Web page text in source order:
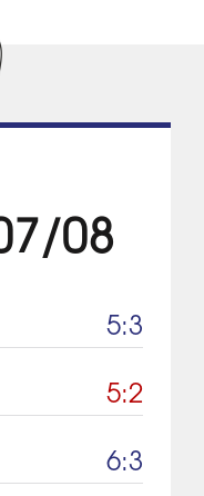
08
5:3
5:2
6:3